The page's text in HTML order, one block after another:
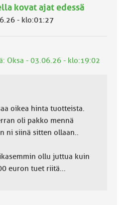
kovat ajat edessä
- klo:01:27
Oksa - 03.06.26 - klo:19:02
oikea hinta tuotteista.
oli pakko mennä
ni siinä sitten ollaan..
ollu juttua kuin
euron tuet riitä...